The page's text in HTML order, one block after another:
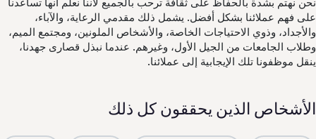
نهتم بشدة بالحفاظ على ثقافة ترحب بالجميع لأننا نعلم أنها تساعدنا
فهم عملائنا بشكل أفضل. يشمل ذلك مقدمي الرعاية، والآباء،
وذوي الاحتياجات الخاصة، والأشخاص الملونين، ومجتمع الميم،
الجامعات من الجيل الأول، وغيرهم. عندما نبذل قصارى جهدنا،
موظفونا تلك الإيجابية إلى عملائنا.
الذين يحققون كل ذلك